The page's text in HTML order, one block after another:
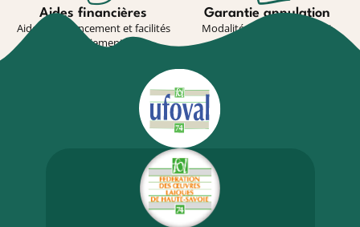
Aides financières
Aides au financement et facilités
de paiement
Garantie annulation
Modalité de souscription et